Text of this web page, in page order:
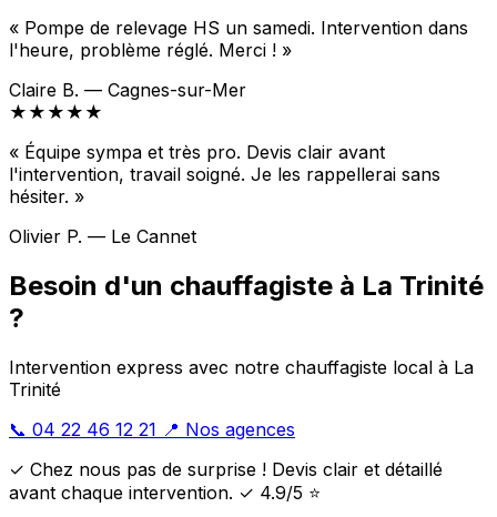
« Pompe de relevage HS un samedi. Intervention dans
l'heure, problème réglé. Merci ! »
Claire B. — Cagnes-sur-Mer
★★★★★
« Équipe sympa et très pro. Devis clair avant
l'intervention, travail soigné. Je les rappellerai sans
hésiter. »
Olivier P. — Le Cannet
Besoin d'un chauffagiste à La Trinité
?
Intervention express avec notre chauffagiste local à La
Trinité
📞 04 22 46 12 21 📍 Nos agences
✓ Chez nous pas de surprise ! Devis clair et détaillé
avant chaque intervention. ✓ 4.9/5 ⭐